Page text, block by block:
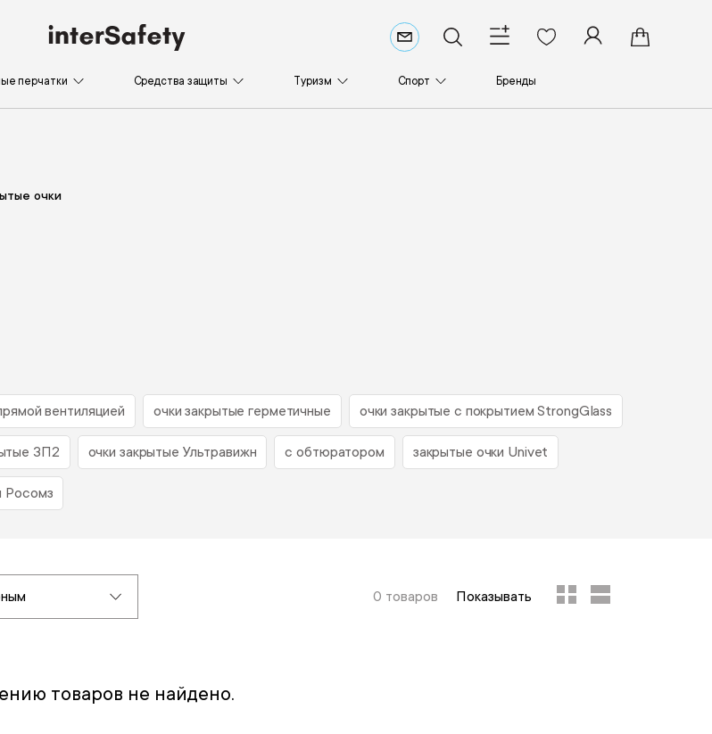
перчатки Средства защиты Туризм Спорт Бренды
очки
вентиляцией очки закрытые герметичные очки закрытые с покрытием StrongGlass
ЗП2 очки закрытые Ультравижн с обтюратором закрытые очки Univet
Росомз
0 товаров Показывать
товаров не найдено.